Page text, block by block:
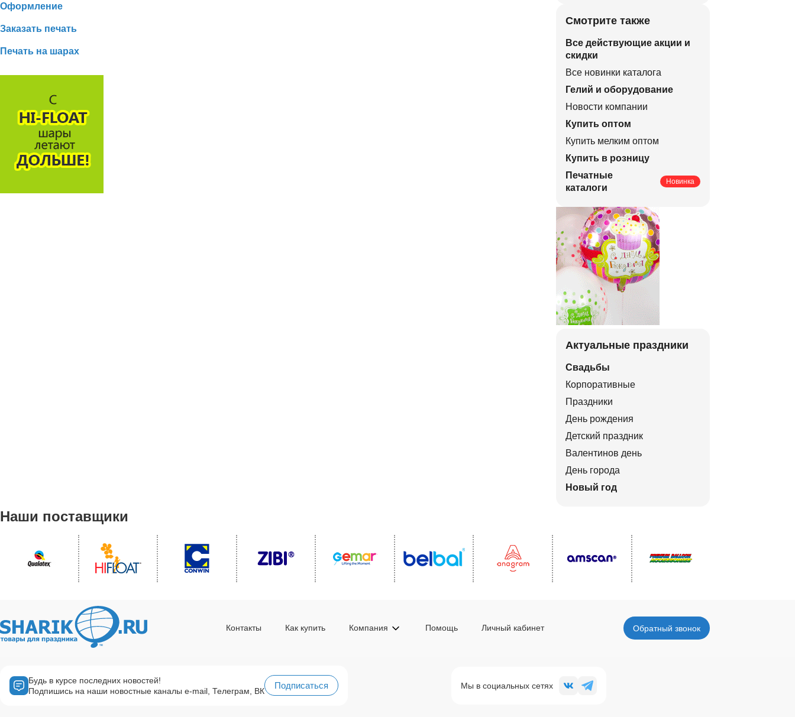
Оформление
Заказать печать
Печать на шарах
Смотрите также
Все действующие акции и
скидки
Все новинки каталога
Гелий и оборудование
Новости компании
Купить оптом
Купить мелким оптом
Купить в розницу
Печатные
каталоги
Новинка
Актуальные праздники
Свадьбы
Корпоративные
Праздники
День рождения
Детский праздник
Валентинов день
День города
Новый год
Наши поставщики
Контакты Как купить Компания Помощь Личный кабинет Обратный звонок
Будь в курсе последних новостей!
Подпишись на наши новостные каналы e-mail, Телеграм, ВК
Подписаться Мы в социальных сетях